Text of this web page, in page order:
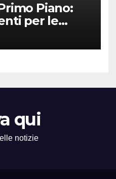
Piano:
per le
qui
notizie